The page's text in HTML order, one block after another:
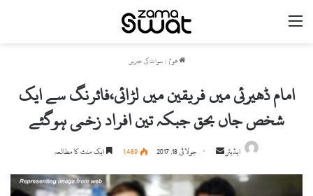
ھوم / سوات کی خبریں
امام ڈھیرئی میں فریقین میں لڑائی،فائرنگ سے ایک
شخص جاں بحق جبکہ تین افراد زخمی ہوگئے
ایڈیٹر جولائی 18, 2017 1,489 ایک منٹ کا مطالعہ